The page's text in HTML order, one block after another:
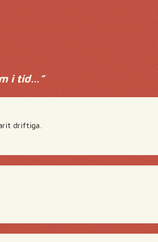
i tid…”
driftiga.